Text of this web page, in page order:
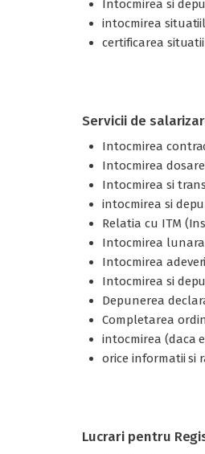
Intocmirea si
intocmirea
certificarea
Servicii de
Intocmirea
Intocmirea
Intocmirea si
intocmirea si
Relatia cu ITM
Intocmirea
Intocmirea
Intocmirea si
Depunerea
Completarea
intocmirea (daca
orice informatii si
Lucrari pentru